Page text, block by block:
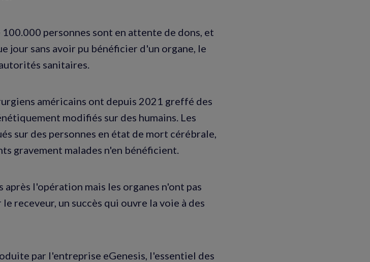
personnes sont en attente de dons, et
jour sans avoir pu bénéficier d'un organe, le
sanitaires.
américains ont depuis 2021 greffé des
modifiés sur des humains. Les
sur des personnes en état de mort cérébrale,
gravement malades n'en bénéficient.
après l'opération mais les organes n'ont pas
receveur, un succès qui ouvre la voie à des
par l'entreprise eGenesis, l'essentiel des